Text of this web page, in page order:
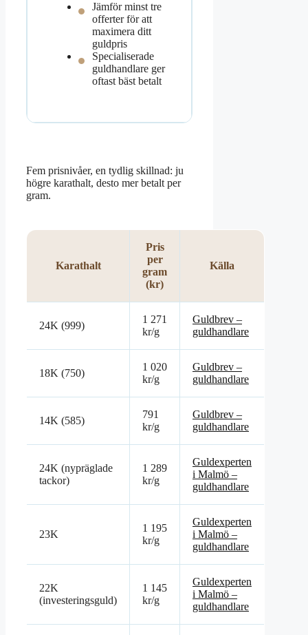
Jämför minst tre
offerter för att
maximera ditt
guldpris
Specialiserade
guldhandlare ger
oftast bäst betalt
Fem prisnivåer, en tydlig skillnad: ju
högre karathalt, desto mer betalt per
gram.
Karathalt
Pris
per
gram
(kr)
Källa
24K (999)
1 271
kr/g
Guldbrev –
guldhandlare
18K (750)
1 020
kr/g
Guldbrev –
guldhandlare
14K (585)
791
kr/g
Guldbrev –
guldhandlare
24K (nypräglade
tackor)
1 289
kr/g
Guldexperten
i Malmö –
guldhandlare
23K
1 195
kr/g
Guldexperten
i Malmö –
guldhandlare
22K
(investeringsguld)
1 145
kr/g
Guldexperten
i Malmö –
guldhandlare